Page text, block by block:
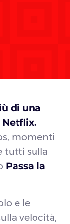
di una
Netflix.
momenti
tutti sulla
Passa la
e le
velocità,